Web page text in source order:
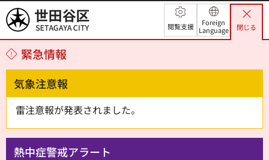
世田谷区 閲覧支援
Foreign
Language
閉じる
緊急情報
気象注意報
雷注意報が発表されました。
熱中症警戒アラート